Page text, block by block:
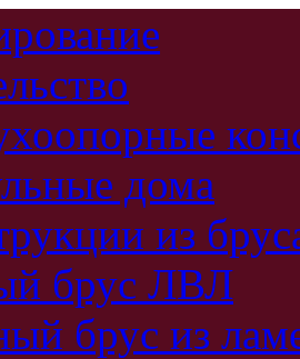
дома
из
брус ЛВЛ
брус из